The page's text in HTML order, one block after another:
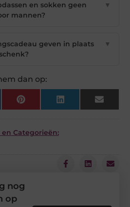
en sokken geen
mannen?
▼
geven in plaats
▼
dan op:
Pinterest LinkedIn Email
en Categorieën:
nog
op